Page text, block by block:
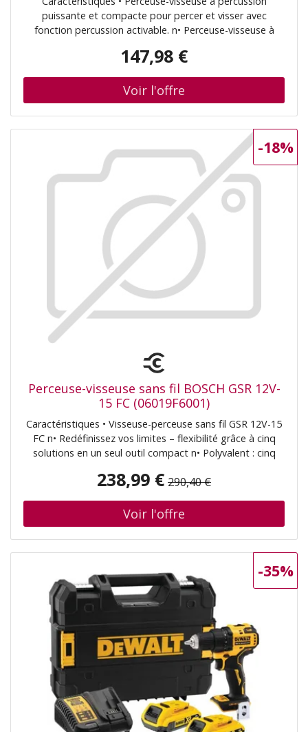
puissante et compacte pour percer et visser avec
fonction percussion activable. n• Perceuse-visseuse à
engrenage nouvellement conçu avec un format très
positions. n• Une double LED puissante assure une
bonne visibilité. n• Avec la fonction percussion activée, il
est possible de percer dans la maçonnerie jusqu’à un
diamètre de 16 mm. n• Dans le bois, des trous jusqu’à un
diamètre de 38 mm peuvent être percés. n• Équipée d’un
éclairage LED. n• Protection contre la décharge
profonde. n• L’appareil s’éteint automatiquement lorsque
la batterie est presque vide. Contenu de la livraison •
Perceuse-visseuse à percussion sans fil Makita
(DHP489Z). n• Poignée de suspension (346317-0). n•
Embout double PH/LS (784637-8). n• Sans batterie.
(DHP489Z)
147,98 €
Perceuse-visseuse sans fil BOSCH GSR 12V-
15 FC (06019F6001)
Caractéristiques • Visseuse-perceuse sans fil GSR 12V-15
FC n• Redéfinissez vos limites – flexibilité grâce à cinq
solutions en un seul outil compact n• Polyvalent : cinq
magnétique, porte-embout verrouillable, mandrin, tête
zones difficiles d’accès – grâce à sa conception
extrêmement compacte n• Puissant : performance
convaincante – grâce à un couple de 30 Nm Contenu de
la livraison • L-BOXX 102 (1 600 A00 1RP) n• Adaptateur
mandrin GFA 12-B (1 600 A00 F5H) n• Chargeur rapide
GAL 1230 CV (1 600 A00 R44) n• 2 x Batterie GBA 12V 2,0
Ah (1 600 Z00 02X) n• Demi-insert L-BOXX pour appareil
et chargeur (1 600 A00 2UV) n• Demi-insert L-BOXX pour
adaptateur 12 V (1 600 A01 1UW) (06019F6001)
238,99 € 290,40 €
-18%
-35%